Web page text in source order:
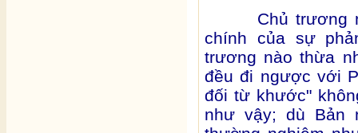
Chủ trương
chính của sự
trương nào thừa
đều đi ngược với
đối từ khước"
như vậy; dù Bản